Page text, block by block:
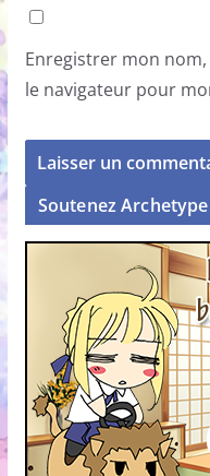
Enregistrer mon
le navigateur pour
Soutenez